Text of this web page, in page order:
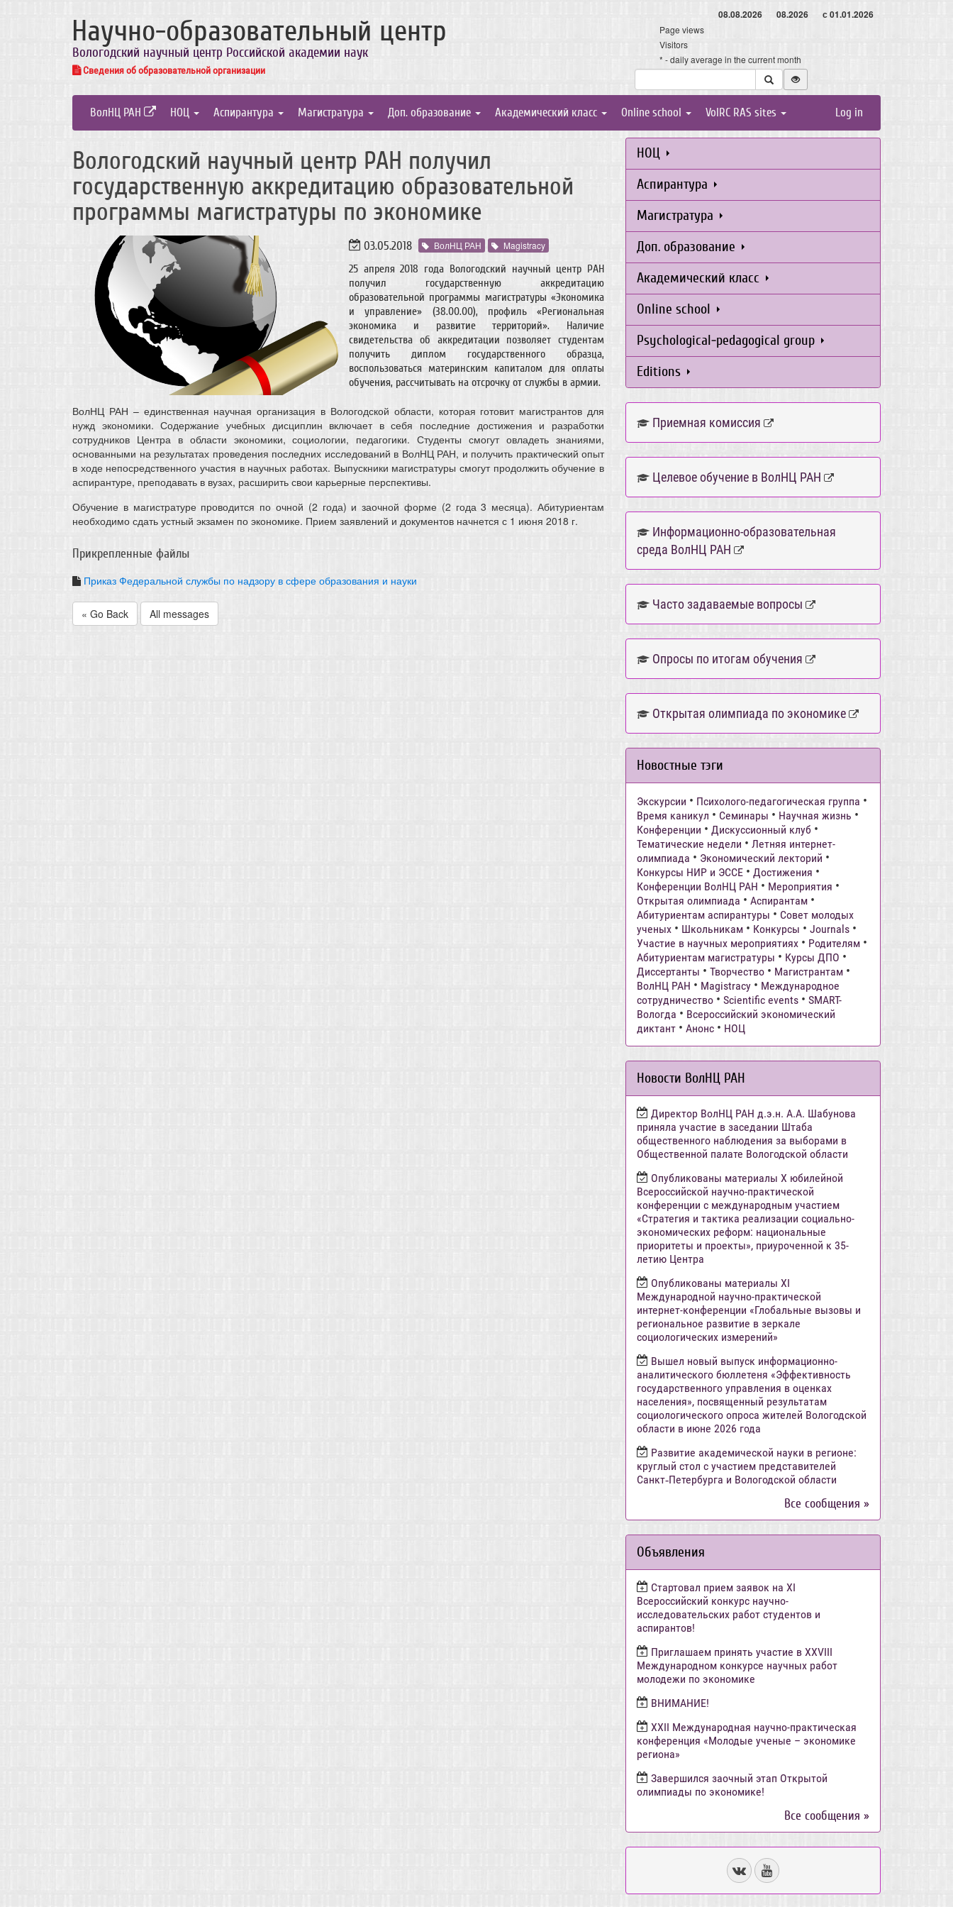
Научно-образовательный центр
Вологодский научный центр Российской академии наук
Сведения об образовательной организации
08.08.2026 08.2026 с 01.01.2026
Page views
Visitors
* - daily average in the current month
ВолНЦ РАН НОЦ Аспирантура Магистратура Доп. образование Академический класс Online school VolRC RAS sites Log in
Вологодский научный центр РАН получил
государственную аккредитацию образовательной
программы магистратуры по экономике
03.05.2018 ВолНЦ РАН Magistracy
25 апреля 2018 года Вологодский научный центр РАН
получил государственную аккредитацию
образовательной программы магистратуры «Экономика
и управление» (38.00.00), профиль «Региональная
экономика и развитие территорий». Наличие
свидетельства об аккредитации позволяет студентам
получить диплом государственного образца,
воспользоваться материнским капиталом для оплаты
обучения, рассчитывать на отсрочку от службы в армии.
ВолНЦ РАН – единственная научная организация в Вологодской области, которая готовит магистрантов для
нужд экономики. Содержание учебных дисциплин включает в себя последние достижения и разработки
сотрудников Центра в области экономики, социологии, педагогики. Студенты смогут овладеть знаниями,
основанными на результатах проведения последних исследований в ВолНЦ РАН, и получить практический опыт
в ходе непосредственного участия в научных работах. Выпускники магистратуры смогут продолжить обучение в
аспирантуре, преподавать в вузах, расширить свои карьерные перспективы.
Обучение в магистратуре проводится по очной (2 года) и заочной форме (2 года 3 месяца). Абитуриентам
необходимо сдать устный экзамен по экономике. Прием заявлений и документов начнется с 1 июня 2018 г.
Прикрепленные файлы
Приказ Федеральной службы по надзору в сфере образования и науки
« Go Back All messages
НОЦ
Аспирантура
Магистратура
Доп. образование
Академический класс
Online school
Psychological-pedagogical group
Editions
Приемная комиссия
Целевое обучение в ВолНЦ РАН
Информационно-образовательная
среда ВолНЦ РАН
Часто задаваемые вопросы
Опросы по итогам обучения
Открытая олимпиада по экономике
Новостные тэги
Экскурсии • Психолого-педагогическая группа •
Время каникул • Семинары • Научная жизнь •
Конференции • Дискуссионный клуб •
Тематические недели • Летняя интернет-
олимпиада • Экономический лекторий •
Конкурсы НИР и ЭССЕ • Достижения •
Конференции ВолНЦ РАН • Мероприятия •
Открытая олимпиада • Аспирантам •
Абитуриентам аспирантуры • Совет молодых
ученых • Школьникам • Конкурсы • Journals •
Участие в научных мероприятиях • Родителям •
Абитуриентам магистратуры • Курсы ДПО •
Диссертанты • Творчество • Магистрантам •
ВолНЦ РАН • Magistracy • Международное
сотрудничество • Scientific events • SMART-
Вологда • Всероссийский экономический
диктант • Анонс • НОЦ
Новости ВолНЦ РАН
Директор ВолНЦ РАН д.э.н. А.А. Шабунова
приняла участие в заседании Штаба
общественного наблюдения за выборами в
Общественной палате Вологодской области
Опубликованы материалы X юбилейной
Всероссийской научно-практической
конференции с международным участием
«Стратегия и тактика реализации социально-
экономических реформ: национальные
приоритеты и проекты», приуроченной к 35-
летию Центра
Опубликованы материалы XI
Международной научно-практической
интернет-конференции «Глобальные вызовы и
региональное развитие в зеркале
социологических измерений»
Вышел новый выпуск информационно-
аналитического бюллетеня «Эффективность
государственного управления в оценках
населения», посвященный результатам
социологического опроса жителей Вологодской
области в июне 2026 года
Развитие академической науки в регионе:
круглый стол с участием представителей
Санкт‑Петербурга и Вологодской области
Все сообщения »
Объявления
Стартовал прием заявок на XI
Всероссийский конкурс научно-
исследовательских работ студентов и
аспирантов!
Приглашаем принять участие в XXVIII
Международном конкурсе научных работ
молодежи по экономике
ВНИМАНИЕ!
ХХII Международная научно-практическая
конференция «Молодые ученые – экономике
региона»
Завершился заочный этап Открытой
олимпиады по экономике!
Все сообщения »